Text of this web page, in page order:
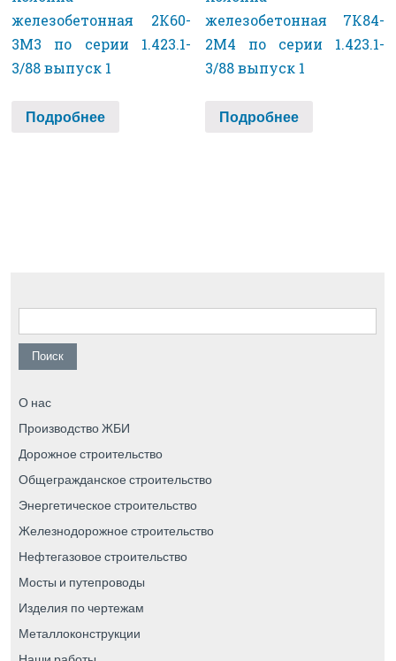
железобетонная 2К60-
3М3 по серии 1.423.1-
3/88 выпуск 1
Подробнее
железобетонная 7К84-
2М4 по серии 1.423.1-
3/88 выпуск 1
Подробнее
Найти:
О нас
Производство ЖБИ
Дорожное строительство
Общегражданское строительство
Энергетическое строительство
Железнодорожное строительство
Нефтегазовое строительство
Мосты и путепроводы
Изделия по чертежам
Металлоконструкции